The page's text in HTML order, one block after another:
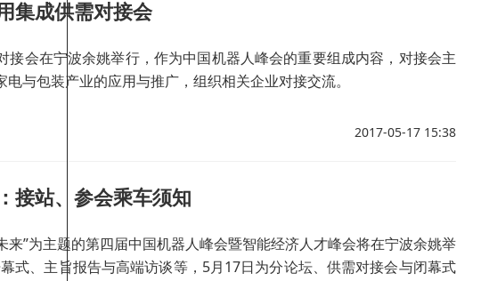
集成供需对接会
接会在宁波余姚举行，作为中国机器人峰会的重要组成内容，对接会主
与包装产业的应用与推广，组织相关企业对接交流。
2017-05-17 15:38
接站、参会乘车须知
来”为主题的第四届中国机器人峰会暨智能经济人才峰会将在宁波余姚举
式、主旨报告与高端访谈等，5月17日为分论坛、供需对接会与闭幕式